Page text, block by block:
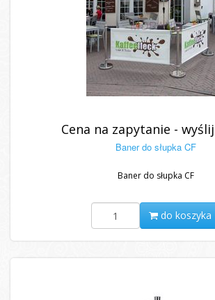
Cena na zapytanie -
Baner do słupka CF
Baner do słupka CF
do koszyka